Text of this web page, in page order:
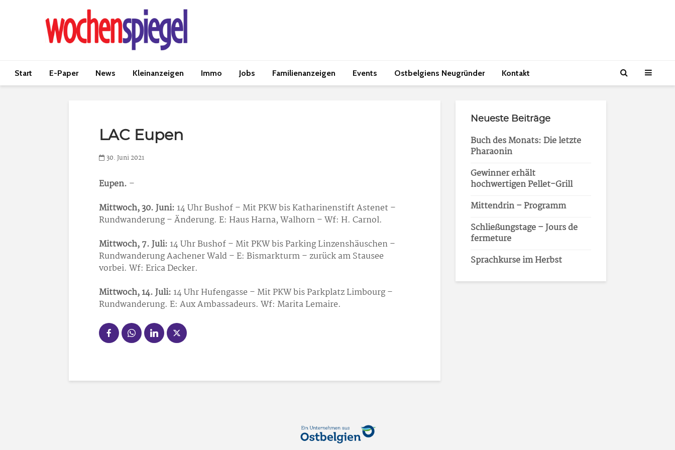
Start E-Paper News Kleinanzeigen Immo Jobs Familienanzeigen Events Ostbelgiens Neugründer Kontakt
LAC Eupen
30. Juni 2021
Eupen. –
Mittwoch, 30. Juni: 14 Uhr Bushof – Mit PKW bis Katharinenstift Astenet –
Rundwanderung – Änderung. E: Haus Harna, Walhorn – Wf: H. Carnol.
Mittwoch, 7. Juli: 14 Uhr Bushof – Mit PKW bis Parking Linzenshäuschen –
Rundwanderung Aachener Wald – E: Bismarkturm – zurück am Stausee
vorbei. Wf: Erica Decker.
Mittwoch, 14. Juli: 14 Uhr Hufengasse – Mit PKW bis Parkplatz Limbourg –
Rundwanderung. E: Aux Ambassadeurs. Wf: Marita Lemaire.
Neueste Beiträge
Buch des Monats: Die letzte
Pharaonin
Gewinner erhält
hochwertigen Pellet-Grill
Mittendrin – Programm
Schließungstage – Jours de
fermeture
Sprachkurse im Herbst